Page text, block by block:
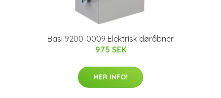
Basi 9200-0009 Elektrisk døråbner
975 SEK
MER INFO!